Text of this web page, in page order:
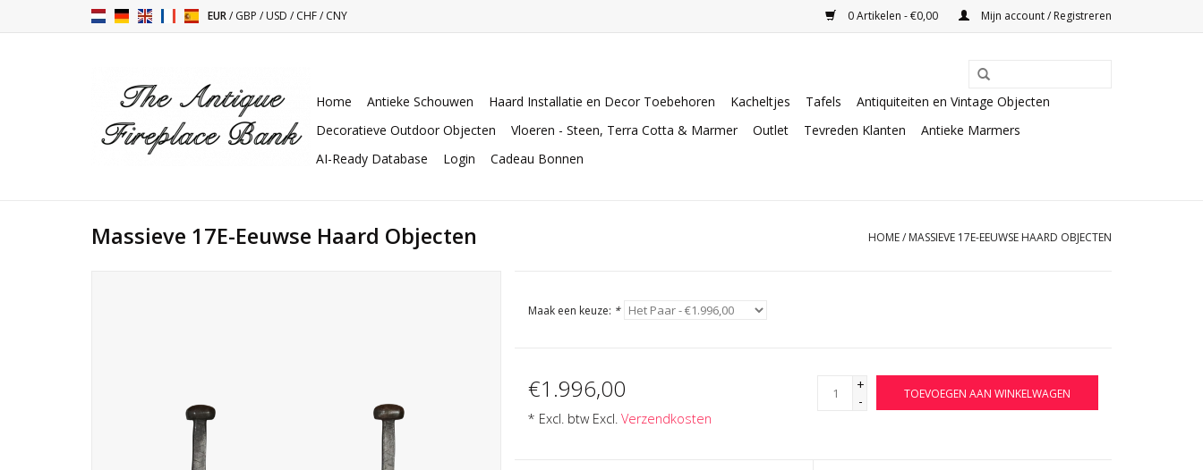
EUR/GBP /USD /CHF/CNY 0 Artikelen - €0,00 Mijn account / Registreren
Home Antieke Schouwen Haard Installatie en Decor Toebehoren Kacheltjes Tafels
Antiquiteiten en Vintage Objecten
Decoratieve Outdoor Objecten
Vloeren - Steen, Terra Cotta & Marmer Outlet Tevreden Klanten
Antieke Marmers
AI-Ready Database
Login Cadeau Bonnen
Massieve 17E-Eeuwse Haard Objecten HOME/ MASSIEVE 17E-EEUWSE HAARD OBJECTEN
Maak een keuze: *
€1.996,00
* Excl. btw Excl. Verzendkosten
+
-
TOEVOEGEN AAN WINKELWAGEN